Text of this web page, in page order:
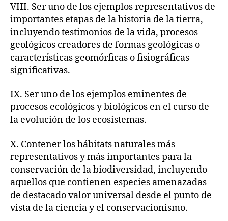
VIII. Ser uno de los ejemplos representativos de
importantes etapas de la historia de la tierra,
incluyendo testimonios de la vida, procesos
geológicos creadores de formas geológicas o
características geomórficas o fisiográficas
significativas.
IX. Ser uno de los ejemplos eminentes de
procesos ecológicos y biológicos en el curso de
la evolución de los ecosistemas.
X. Contener los hábitats naturales más
representativos y más importantes para la
conservación de la biodiversidad, incluyendo
aquellos que contienen especies amenazadas
de destacado valor universal desde el punto de
vista de la ciencia y el conservacionismo.